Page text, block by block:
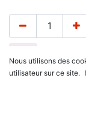
Taille : 3”1/4 ou 82
Nous utilisons des
utilisateur sur ce site.